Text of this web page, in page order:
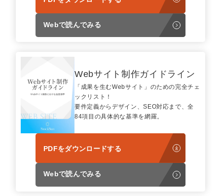
募集要項一覧
Webで読んでみる
Webサイト制作ガイドライン
「成果を生むWebサイト」のための完全チェ
ックリスト！
要件定義からデザイン、SEO対応まで、全
84項目の具体的な基準を網羅。
PDFをダウンロードする
Webで読んでみる